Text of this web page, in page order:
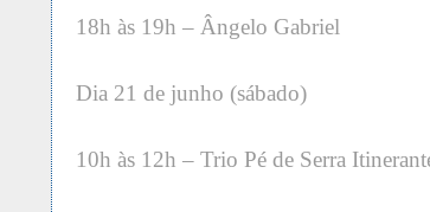
18h às 19h – Ângelo Gabriel
Dia 21 de junho (sábado)
10h às 12h – Trio Pé de Serra